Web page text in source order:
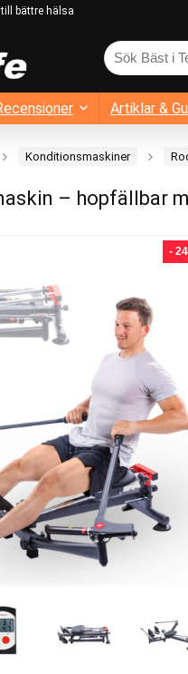
till bättre hälsa
Artiklar &
Konditionsmaskiner
– hopfällbar
-